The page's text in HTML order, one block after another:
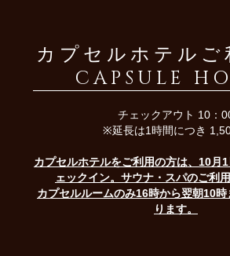
カプセルホテルご
CAPSULE
チェックアウト 10：
※延長は1時間につき
カプセルホテルをご利用の方は、10月
ェックイン。サウナ・スパのご利用
カプセルルームのみ16時から翌朝10
ります。